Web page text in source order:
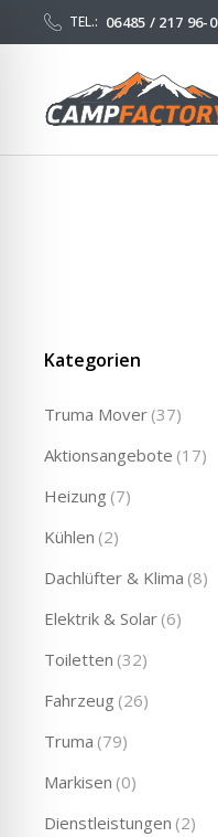
TEL.: 06485 / 217 96-0
Kategorien
Truma Mover (37)
Aktionsangebote (17)
Heizung (7)
Kühlen (2)
Dachlüfter & Klima (8)
Elektrik & Solar (6)
Toiletten (32)
Fahrzeug (26)
Truma (79)
Markisen (0)
Dienstleistungen (2)